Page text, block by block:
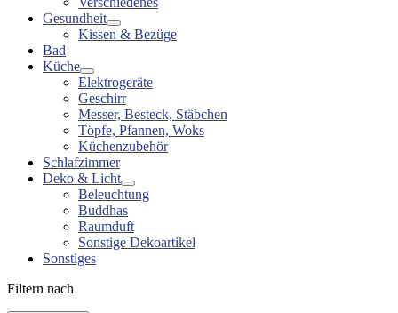
Gesundheit
Kissen & Bezüge
Bad
Küche
Elektrogeräte
Geschirr
Messer, Besteck, Stäbchen
Töpfe, Pfannen, Woks
Küchenzubehör
Schlafzimmer
Deko & Licht
Beleuchtung
Buddhas
Raumduft
Sonstige Dekoartikel
Sonstiges
Filtern nach